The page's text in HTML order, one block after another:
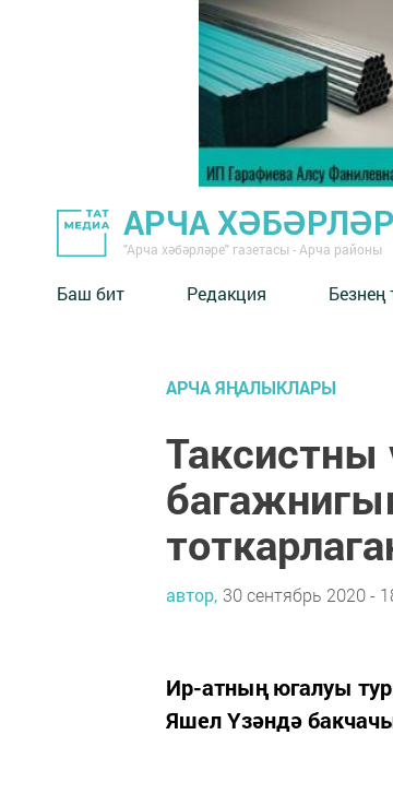
АРЧА
"Арча хәбәрләре" газетасы - Арча районы
Баш бит Редакция Безнең
АРЧА ЯҢАЛЫКЛАРЫ
автор, 30 сентябрь 2020 -
Ир-атның югалуы
Яшел Үзәндә